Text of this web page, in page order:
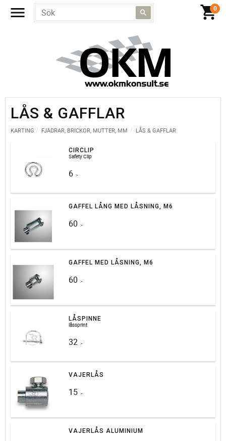
LÅS & GAFFLAR
KARTING FJÄDRAR, BRICKOR, MUTTER, MM LÅS & GAFFLAR
CIRCLIP
Safety Clip
6 :-
GAFFEL LÅNG MED LÅSNING, M6
60 :-
GAFFEL MED LÅSNING, M6
60 :-
LÅSPINNE
låssprint
32 :-
VAJERLÅS
15 :-
VAJERLÅS ALUMINIUM